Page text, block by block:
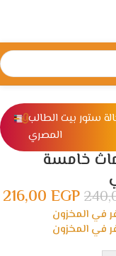
ستور بيت الطالب
المصري
خامسة
216,00 EGP